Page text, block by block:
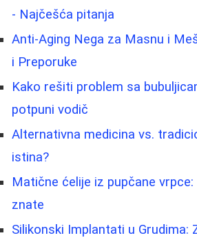
- Najčešća pitanja
Anti-Aging Nega za Masnu i
i Preporuke
Kako rešiti problem sa
potpuni vodič
Alternativna medicina vs.
istina?
Matične ćelije iz pupčane
znate
Silikonski Implantati u Grudima: